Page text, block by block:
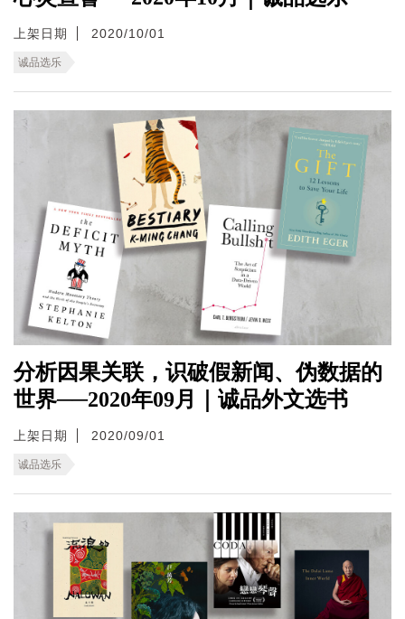
上架日期 2020/10/01
诚品选乐
分析因果关联，识破假新闻、伪数据的
世界──2020年09月｜诚品外文选书
上架日期 2020/09/01
诚品选乐